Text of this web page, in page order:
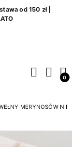
od 150 zł |
0
MERYNOSÓW